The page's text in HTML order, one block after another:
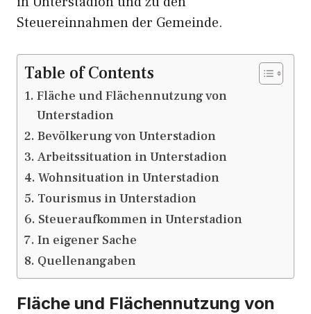
Steuereinnahmen der Gemeinde.
Table of Contents
Fläche und Flächennutzung von
Unterstadion
Bevölkerung von Unterstadion
Arbeitssituation in Unterstadion
Wohnsituation in Unterstadion
Tourismus in Unterstadion
Steueraufkommen in Unterstadion
In eigener Sache
Quellenangaben
Fläche und Flächennutzung von